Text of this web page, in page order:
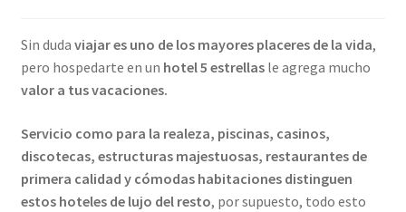
Sin duda viajar es uno de los mayores placeres de la vida,
pero hospedarte en un hotel 5 estrellasle agrega mucho
valor a tus vacaciones.
Servicio como para la realeza, piscinas, casinos,
discotecas, estructuras majestuosas, restaurantes de
primera calidad y cómodas habitaciones distinguen
estos hoteles de lujo del resto, por supuesto, todo esto